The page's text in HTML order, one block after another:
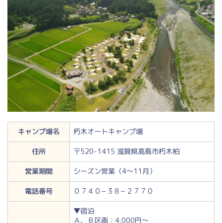
キャンプ場名
朽木オートキャンプ場
住所
〒520-1415 滋賀県高島市朽木柏
営業期間
シーズン営業（4～11月）
電話番号
０７４０−３８−２７７０
▼宿泊
Ａ、Ｂ区画：4,000円～